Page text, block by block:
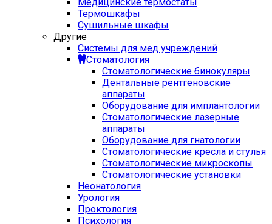
Термошкафы
Сушильные шкафы
Другие
Системы для мед учреждений
Стоматология
Стоматологические бинокуляры
Дентальные рентгеновские
аппараты
Оборудование для имплантологии
Стоматологические лазерные
аппараты
Оборудование для гнатологии
Стоматологические кресла и стулья
Стоматологические микроскопы
Стоматологические установки
Неонатология
Урология
Проктология
Психология